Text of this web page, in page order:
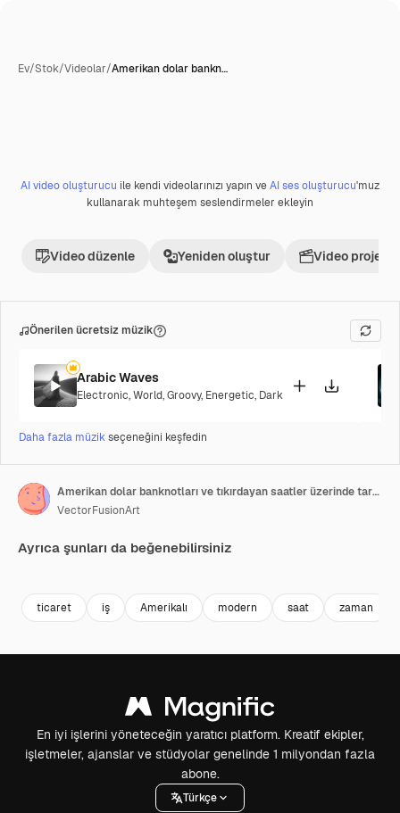
Ev/Stok/Videolar/Amerikan dolar bankn…
PremiumAI tarafından üretildi
AI video oluşturucu ile kendi videolarınızı yapın veAI ses oluşturucu'muz
kullanarak muhteşem seslendirmeler ekleyin
Video düzenle Yeniden oluştur Video projesi
Önerilen ücretsiz müzik
Arabic Waves
Electronic,World,Groovy, Energetic, Dark
Daha fazla müzikseçeneğini keşfedin
Amerikan dolar banknotları ve tıkırdayan saatler üzerinde tarama animasyonu.
VectorFusionArt
Ayrıca şunları da beğenebilirsiniz
ticaret iş Amerikalı modern saat zaman
En iyi işlerini yöneteceğin yaratıcı platform. Kreatif ekipler,
işletmeler, ajanslar ve stüdyolar genelinde 1 milyondan fazla
abone.
Türkçe